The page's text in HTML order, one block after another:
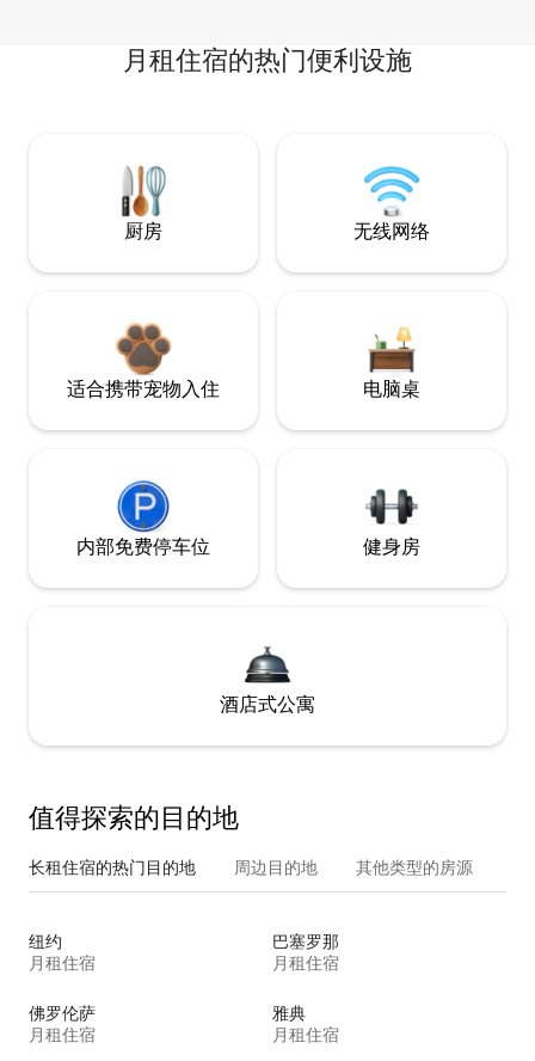
月租住宿的热门便利设施
厨房 无线网络
适合携带宠物入住 电脑桌
内部免费停车位 健身房
酒店式公寓
值得探索的目的地
长租住宿的热门目的地 周边目的地 其他类型的房源
纽约
月租住宿
巴塞罗那
月租住宿
佛罗伦萨
月租住宿
雅典
月租住宿